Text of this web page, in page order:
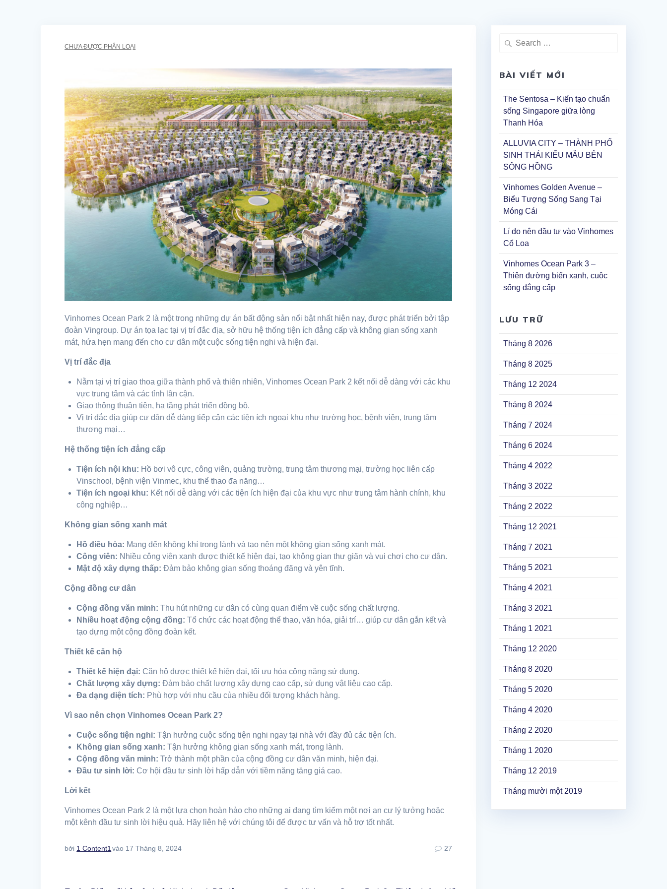
CHƯA ĐƯỢC PHÂN LOẠI
Vinhomes Ocean Park 2 là một trong những dự án bất động sản nổi bật nhất hiện nay, được phát triển bởi tập
đoàn Vingroup. Dự án tọa lạc tại vị trí đắc địa, sở hữu hệ thống tiện ích đẳng cấp và không gian sống xanh
mát, hứa hẹn mang đến cho cư dân một cuộc sống tiện nghi và hiện đại.
Vị trí đắc địa
Nằm tại vị trí giao thoa giữa thành phố và thiên nhiên, Vinhomes Ocean Park 2 kết nối dễ dàng với các khu
vực trung tâm và các tỉnh lân cận.
Giao thông thuận tiện, hạ tầng phát triển đồng bộ.
Vị trí đắc địa giúp cư dân dễ dàng tiếp cận các tiện ích ngoại khu như trường học, bệnh viện, trung tâm
thương mại…
Hệ thống tiện ích đẳng cấp
Tiện ích nội khu: Hồ bơi vô cực, công viên, quảng trường, trung tâm thương mại, trường học liên cấp
Vinschool, bệnh viện Vinmec, khu thể thao đa năng…
Tiện ích ngoại khu: Kết nối dễ dàng với các tiện ích hiện đại của khu vực như trung tâm hành chính, khu
công nghiệp…
Không gian sống xanh mát
Hồ điều hòa: Mang đến không khí trong lành và tạo nên một không gian sống xanh mát.
Công viên: Nhiều công viên xanh được thiết kế hiện đại, tạo không gian thư giãn và vui chơi cho cư dân.
Mật độ xây dựng thấp: Đảm bảo không gian sống thoáng đãng và yên tĩnh.
Cộng đồng cư dân
Cộng đồng văn minh: Thu hút những cư dân có cùng quan điểm về cuộc sống chất lượng.
Nhiều hoạt động cộng đồng: Tổ chức các hoạt động thể thao, văn hóa, giải trí… giúp cư dân gắn kết và
tạo dựng một cộng đồng đoàn kết.
Thiết kế căn hộ
Thiết kế hiện đại: Căn hộ được thiết kế hiện đại, tối ưu hóa công năng sử dụng.
Chất lượng xây dựng: Đảm bảo chất lượng xây dựng cao cấp, sử dụng vật liệu cao cấp.
Đa dạng diện tích: Phù hợp với nhu cầu của nhiều đối tượng khách hàng.
Vì sao nên chọn Vinhomes Ocean Park 2?
Cuộc sống tiện nghi: Tận hưởng cuộc sống tiện nghi ngay tại nhà với đầy đủ các tiện ích.
Không gian sống xanh: Tận hưởng không gian sống xanh mát, trong lành.
Cộng đồng văn minh: Trở thành một phần của cộng đồng cư dân văn minh, hiện đại.
Đầu tư sinh lời: Cơ hội đầu tư sinh lời hấp dẫn với tiềm năng tăng giá cao.
Lời kết
Vinhomes Ocean Park 2 là một lựa chọn hoàn hảo cho những ai đang tìm kiếm một nơi an cư lý tưởng hoặc
một kênh đầu tư sinh lời hiệu quả. Hãy liên hệ với chúng tôi để được tư vấn và hỗ trợ tốt nhất.
bởi 1 Content1vào 17 Tháng 8, 2024 27
Search
BÀI VIẾT MỚI
The Sentosa – Kiến tạo chuẩn
sống Singapore giữa lòng
Thanh Hóa
ALLUVIA CITY – THÀNH PHỐ
SINH THÁI KIỂU MẪU BÊN
SÔNG HỒNG
Vinhomes Golden Avenue –
Biểu Tượng Sống Sang Tại
Móng Cái
Lí do nên đầu tư vào Vinhomes
Cổ Loa
Vinhomes Ocean Park 3 –
Thiên đường biển xanh, cuộc
sống đẳng cấp
LƯU TRỮ
Tháng 8 2026
Tháng 8 2025
Tháng 12 2024
Tháng 8 2024
Tháng 7 2024
Tháng 6 2024
Tháng 4 2022
Tháng 3 2022
Tháng 2 2022
Tháng 12 2021
Tháng 7 2021
Tháng 5 2021
Tháng 4 2021
Tháng 3 2021
Tháng 1 2021
Tháng 12 2020
Tháng 8 2020
Tháng 5 2020
Tháng 4 2020
Tháng 2 2020
Tháng 1 2020
Tháng 12 2019
Tháng mười một 2019